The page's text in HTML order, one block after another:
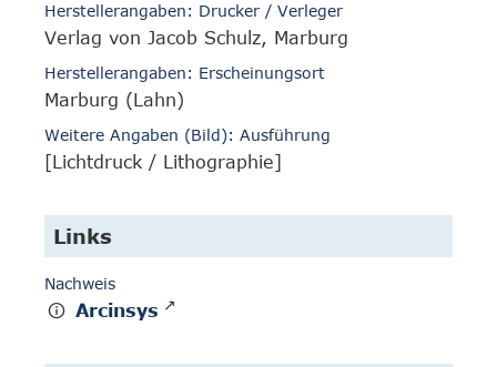
Herstellerangaben: Drucker / Verleger
Verlag von Jacob Schulz, Marburg
Herstellerangaben: Erscheinungsort
Marburg (Lahn)
Weitere Angaben (Bild): Ausführung
[Lichtdruck / Lithographie]
Links
Nachweis
Arcinsys